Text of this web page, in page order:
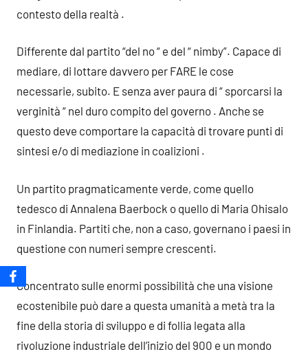
contesto della realtà .
Differente dal partito “del no “ e del “ nimby”. Capace di
mediare, di lottare davvero per FARE le cose
necessarie, subito. E senza aver paura di “ sporcarsi la
verginità “ nel duro compito del governo . Anche se
questo deve comportare la capacità di trovare punti di
sintesi e/o di mediazione in coalizioni .
Un partito pragmaticamente verde, come quello
tedesco di Annalena Baerbock o quello di Maria Ohisalo
in Finlandia. Partiti che, non a caso, governano i paesi in
questione con numeri sempre crescenti.
Concentrato sulle enormi possibilità che una visione
ecostenibile può dare a questa umanità a metà tra la
fine della storia di sviluppo e di follia legata alla
rivoluzione industriale dell’inizio del 900 e un mondo